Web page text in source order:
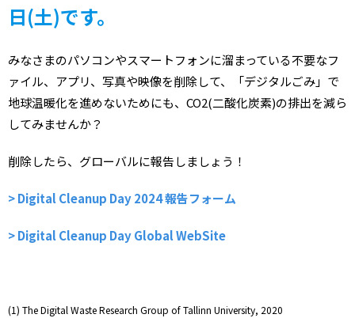
日(土)です。
みなさまのパソコンやスマートフォンに溜まっている不要なフ
ァイル、アプリ、写真や映像を削除して、「デジタルごみ」で
地球温暖化を進めないためにも、CO2(二酸化炭素)の排出を減ら
してみませんか？
削除したら、グローバルに報告しましょう！
> Digital Cleanup Day 2024 報告フォーム
> Digital Cleanup Day Global WebSite
(1) The Digital Waste Research Group of Tallinn University, 2020